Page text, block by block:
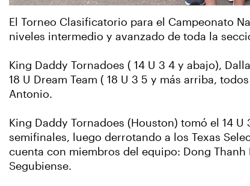
El Torneo Clasificatorio para el Campeonato
niveles intermedio y avanzado de toda la
King Daddy Tornadoes ( 14 U 3 4 y abajo),
18 U Dream Team ( 18 U 3 5 y más arriba,
Antonio.
King Daddy Tornadoes (Houston) tomó el 14
semifinales, luego derrotando a los Texas
cuenta con miembros del equipo: Dong Thanh
Segubiense.